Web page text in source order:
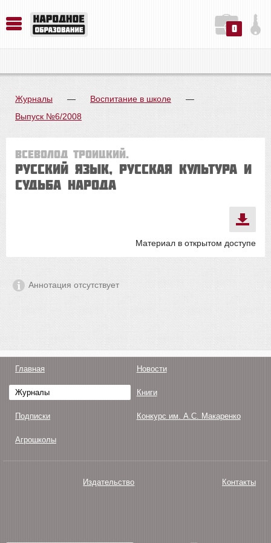
0
Журналы — Воспитание в школе
—
Выпуск №6/2008
Всеволод Троицкий.
Русский язык, русская культура и
судьба народа
Материал в открытом доступе
Аннотация отсутствует
Главная Новости
Журналы Книги
Подписки Конкурс им. А.С. Макаренко
Агрошколы
Издательство Контакты